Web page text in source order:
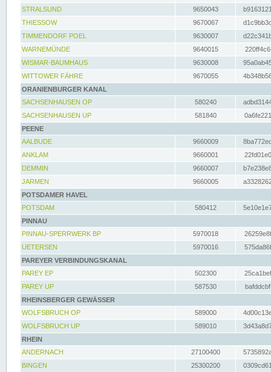
STRALSUND
9650043
THIESSOW
9670067
TIMMENDORF POEL
9630007
WARNEMÜNDE
9640015
WISMAR-BAUMHAUS
9630008
WITTOWER FÄHRE
9670055
ORANIENBURGER KANAL
SACHSENHAUSEN OP
580240
SACHSENHAUSEN UP
581840
PEENE
AALBUDE
9660009
ANKLAM
9660001
DEMMIN
9660007
JARMEN
9660005
POTSDAMER HAVEL
POTSDAM
580412
PINNAU
PINNAU-SPERRWERK BP
5970018
UETERSEN
5970016
PAREYER VERBINDUNGSKANAL
PAREY EP
502300
PAREY UP
587530
RHEINSBERGER GEWÄSSER
WOLFSBRUCH OP
589000
WOLFSBRUCH UP
589010
RHEIN
ANDERNACH
27100400
BINGEN
25300200